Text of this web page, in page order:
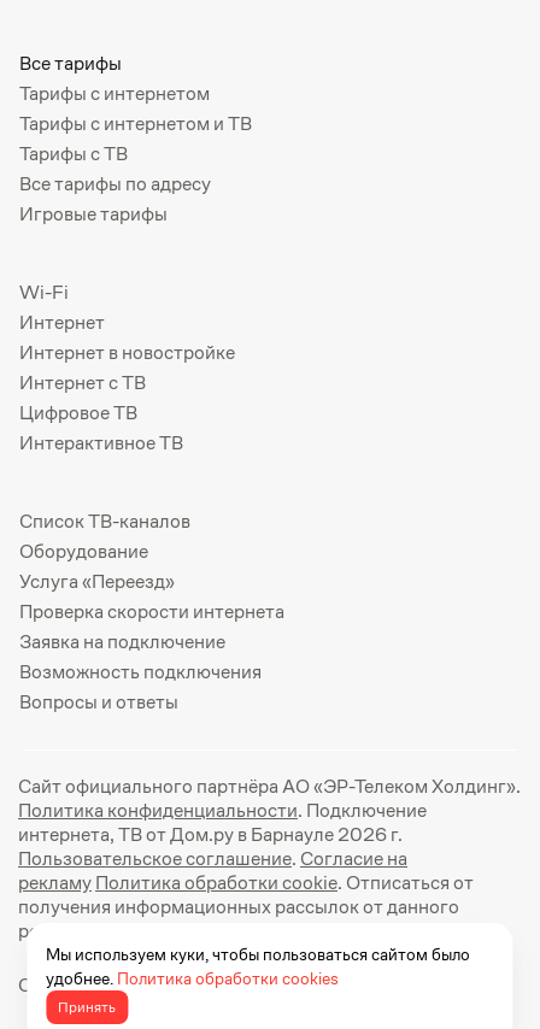
Все тарифы
Тарифы с интернетом
Тарифы с интернетом и ТВ
Тарифы с ТВ
Все тарифы по адресу
Игровые тарифы
Wi-Fi
Интернет
Интернет в новостройке
Интернет с ТВ
Цифровое ТВ
Интерактивное ТВ
Список ТВ-каналов
Оборудование
Услуга «Переезд»
Проверка скорости интернета
Заявка на подключение
Возможность подключения
Вопросы и ответы
Сайт официального партнёра АО «ЭР-Телеком Холдинг».
Политика конфиденциальности. Подключение
интернета, ТВ от Дом.ру в Барнауле 2026 г.
Пользовательское соглашение. Согласие на
рекламуПолитика обработки cookie. Отписаться от
получения информационных рассылок от данного
ресурса можно на
Официальный сайт Дом.ру: https://dom.ru
Мы используем куки, чтобы пользоваться сайтом было
удобнее. Политика обработки cookies
Принять